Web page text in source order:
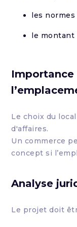
les normes
le montant
Le choix du
d'affaires.
Un commerce
concept si
Analyse
Le projet doit